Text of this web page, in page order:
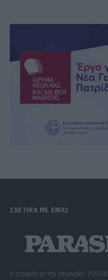
ΣΧΕΤΙΚΑ ΜΕ ΕΜΑΣ
Η εταιρεία με την επωνυμία